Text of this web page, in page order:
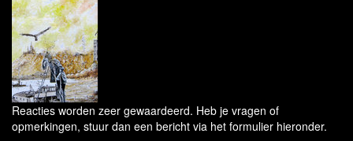
Reacties worden zeer gewaardeerd. Heb je vragen of
opmerkingen, stuur dan een bericht via het formulier hieronder.